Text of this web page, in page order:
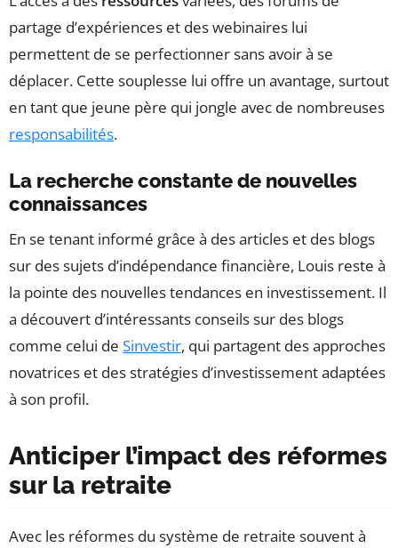
partage d’expériences et des webinaires lui
permettent de se perfectionner sans avoir à se
déplacer. Cette souplesse lui offre un avantage, surtout
en tant que jeune père qui jongle avec de nombreuses
responsabilités.
La recherche constante de nouvelles
connaissances
En se tenant informé grâce à des articles et des blogs
sur des sujets d’indépendance financière, Louis reste à
la pointe des nouvelles tendances en investissement. Il
a découvert d’intéressants conseils sur des blogs
comme celui de Sinvestir, qui partagent des approches
novatrices et des stratégies d’investissement adaptées
à son profil.
Anticiper l’impact des réformes
sur la retraite
Avec les réformes du système de retraite souvent à